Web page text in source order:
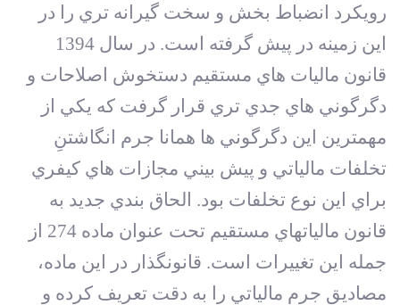
رويکرد انضباط‏ بخش و سخت گيرانه تري را در
اين زمينه در پيش گرفته است. در سال 1394
قانون ماليات هاي مستقيم دستخوش اصلاحات و
دگرگوني هاي جدي تري قرار گرفت که يکي از
مهمترين اين دگرگوني ها همانا جرم انگاشتنِ
تخلفات مالياتي و پيش بيني مجازات هاي کيفري
براي اين نوع تخلفات بود. الحاق بندي جديد به
قانون ماليات‏هاي مستقيم تحت عنوان ماده 274 از
جمله اين تغييرات است. قانونگذار در اين ماده،
مصاديق جرم مالياتي را به دقت تعريف کرده و